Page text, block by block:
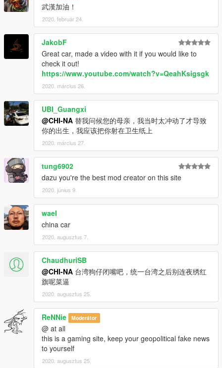
武漢加油！
2020. február 24.
JakobF
Great car, made a video with it if you would like to
check it out!
https://www.youtube.com/watch?v=QeahKsigsgk
2020. március 26.
UBI_Guangxi
@CHI-NA 替我问候您的母亲，我当时太冲动了才导致
你的出生，我应该把你射在卫生纸上
2020. március 27.
tung6902
dazu you're the best mod creator on this site
2020. június 9.
waeI
china car
2020. augusztus 7.
ChaudhuriSB
@CHI-NA 台湾狗仔闭嘴吧，统一台湾之后别连夜绣红
旗呢菜逼
2020. augusztus 25.
ReNNie Moderátor
@ at all
this is a gaming site, keep your geopolitical fake news
to yourself
2020. augusztus 25.